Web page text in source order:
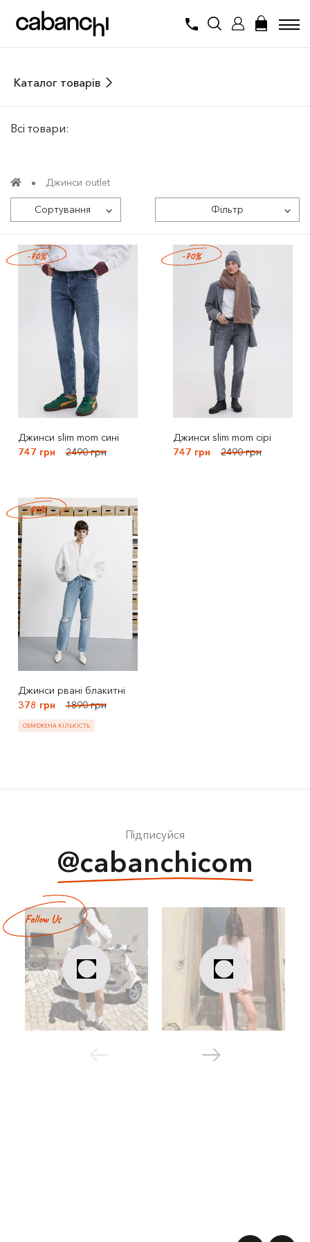
Каталог товарів
Всі товари:
Джинси outlet
Сортування Фільтр
Джинси slim mom сині
747 грн
2490 грн
-70%
Джинси slim mom сірі
747 грн
2490 грн
-70%
Джинси рвані блакитні
378 грн
1890 грн
ОБМЕЖЕНА КІЛЬКІСТЬ
-80%
Підписуйся
@cabanchicom